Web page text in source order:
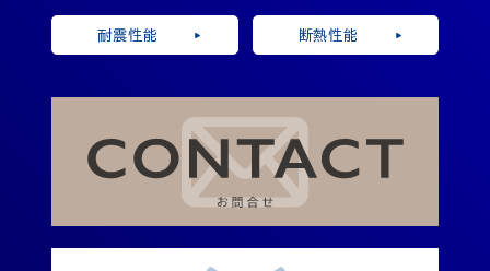
耐震性能 断熱性能